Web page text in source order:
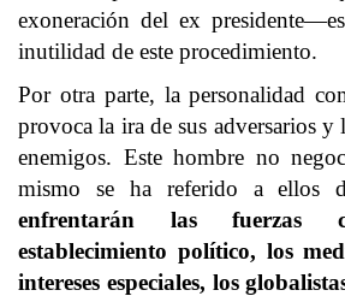
exoneración del ex
inutilidad de este procedimiento.
Por otra parte, la personalidad
provoca la ira de sus adversarios y
enemigos. Este hombre no
mismo se ha referido a ellos
enfrentarán las fuerzas
establecimiento político, los
intereses especiales, los